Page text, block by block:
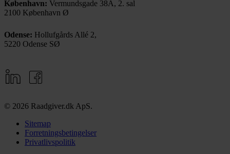
København: Vermundsgade 38A, 2. sal
2100 København Ø
Odense: Hollufgårds Allé 2,
5220 Odense SØ
© 2026 Raadgiver.dk ApS.
Sitemap
Forretningsbetingelser
Privatlivspolitik